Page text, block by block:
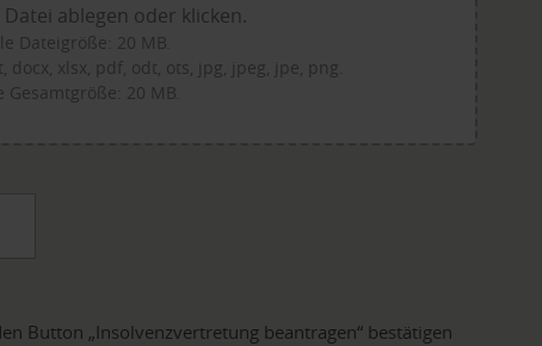
ablegen oder klicken.
Dateigröße: 20 MB.
xlsx, pdf, odt, ots, jpg, jpeg, jpe, png.
Gesamtgröße: 20 MB.
Button „Insolvenzvertretung beantragen“ bestätigen